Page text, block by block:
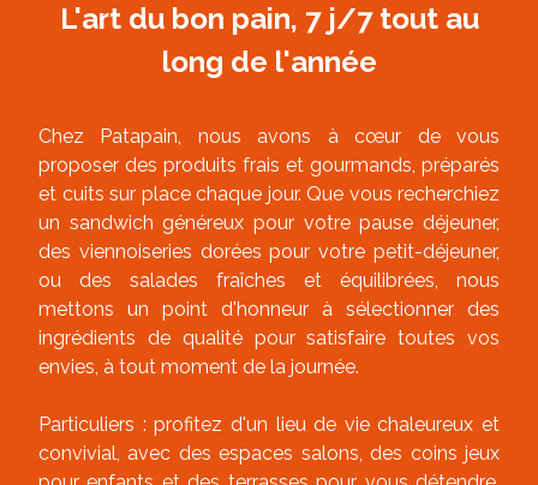
L'art du bon pain, 7 j/7 tout au
long de l'année
Chez Patapain, nous avons à cœur de vous
proposer des produits frais et gourmands, préparés
et cuits sur place chaque jour. Que vous recherchiez
un sandwich généreux pour votre pause déjeuner,
des viennoiseries dorées pour votre petit-déjeuner,
ou des salades fraîches et équilibrées, nous
mettons un point d'honneur à sélectionner des
ingrédients de qualité pour satisfaire toutes vos
envies, à tout moment de la journée.
Particuliers : profitez d'un lieu de vie chaleureux et
convivial, avec des espaces salons, des coins jeux